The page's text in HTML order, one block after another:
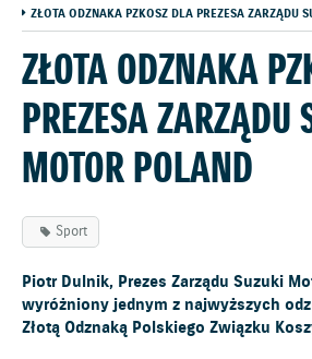
ZŁOTA ODZNAKA PZKOSZ DLA PREZESA ZARZĄDU
ZŁOTA ODZNAKA
PREZESA ZARZĄDU
MOTOR POLAND
Sport
Piotr Dulnik, Prezes Zarządu Suzuki
wyróżniony jednym z najwyższych
Złotą Odznaką Polskiego Związku